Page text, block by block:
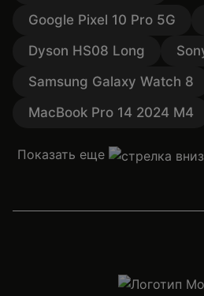
Google Pixel 10 Pro 5G
Dyson HS08 Long
Samsung Galaxy Watch 8
MacBook Pro 14 2024 M4
Показать еще